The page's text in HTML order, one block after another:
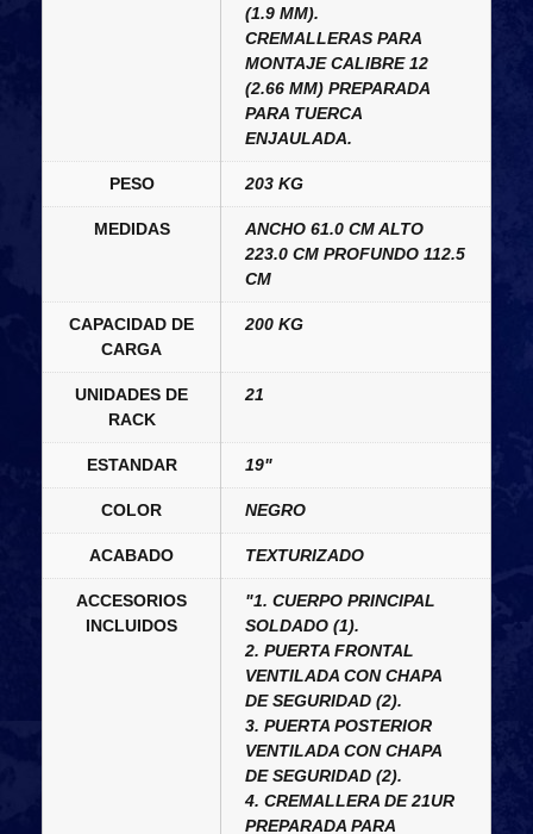
(1.9 MM).
CREMALLERAS PARA
MONTAJE CALIBRE 12
(2.66 MM) PREPARADA
PARA TUERCA
ENJAULADA.
PESO 203 KG
MEDIDAS
ANCHO 61.0 CM ALTO
223.0 CM PROFUNDO 112.5
CM
CAPACIDAD DE
CARGA
200 KG
UNIDADES DE
RACK
21
ESTANDAR 19"
COLOR NEGRO
ACABADO TEXTURIZADO
ACCESORIOS
INCLUIDOS
"1. CUERPO PRINCIPAL
SOLDADO (1).
2. PUERTA FRONTAL
VENTILADA CON CHAPA
DE SEGURIDAD (2).
3. PUERTA POSTERIOR
VENTILADA CON CHAPA
DE SEGURIDAD (2).
4. CREMALLERA DE 21UR
PREPARADA PARA